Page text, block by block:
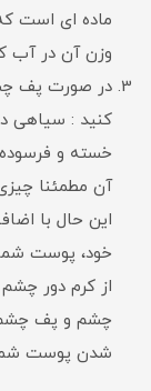
وزن آن در آب
در صورت پف
کنید : سیاهی
خسته و
آن مطمئنا
این حال با
خود، پوست
از کرم دور
چشم و پف چشم
شدن پوست